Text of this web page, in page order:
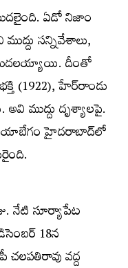
ఏడో నిజాం
సన్నివేశాలు,
మొదలయ్యాయి. దీంతో
(1922), హేర్‌రాండు
ముద్దు దృశ్యాలపై.
హైదరాబాద్‌లో
నేటి సూర్యాపేట
18న
చలపతిరావు వద్ద